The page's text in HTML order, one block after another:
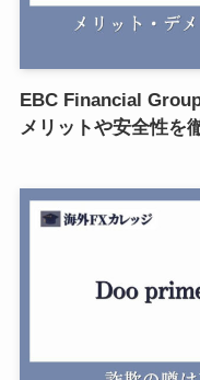
EBC Financial
メリットや安全性を